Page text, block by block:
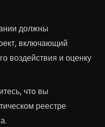
должны
включающий
воздействия и оценку
что вы
реестре